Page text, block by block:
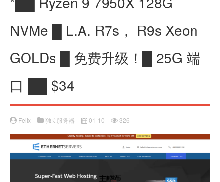
NVMe █ L.A. R7s， R9s Xeon
GOLDs █ 免费升级！█ 25G 端
口 ██ $34
Felix 独立服务器 01-10 326